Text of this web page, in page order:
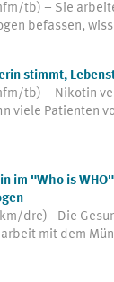
tb) – Sie
befassen,
stimmt,
tb) – Nikotin
viele Patienten
im "Who is
dre) - Die
mit dem